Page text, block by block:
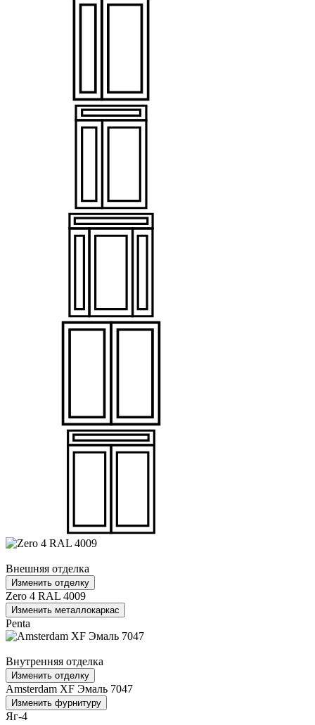
Внешняя отделка
Изменить отделку
Zero 4 RAL 4009
Изменить металлокаркас
Penta
Внутренняя отделка
Изменить отделку
Amsterdam XF Эмаль 7047
Изменить фурнитуру
Яг-4